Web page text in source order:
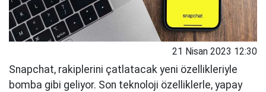
21 Nisan 2023 12:30
Snapchat, rakiplerini çatlatacak yeni özellikleriyle
bomba gibi geliyor. Son teknoloji özelliklerle, yapay